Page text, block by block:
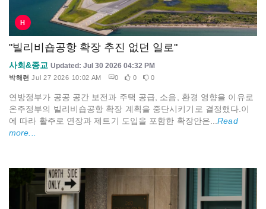
H
"빌리비숍공항 확장 추진 없던 일로"
사회&종교 Updated: Jul 30 2026 04:32 PM
박해련 Jul 27 2026 10:02 AM 0 0 0
연방정부가 공공 공간 보전과 주택 공급, 소음, 환경 영향을 이유로
온주정부의 빌리비숍공항 확장 계획을 중단시키기로 결정했다.이
에 따라 활주로 연장과 제트기 도입을 포함한 확장안은...Read
more...